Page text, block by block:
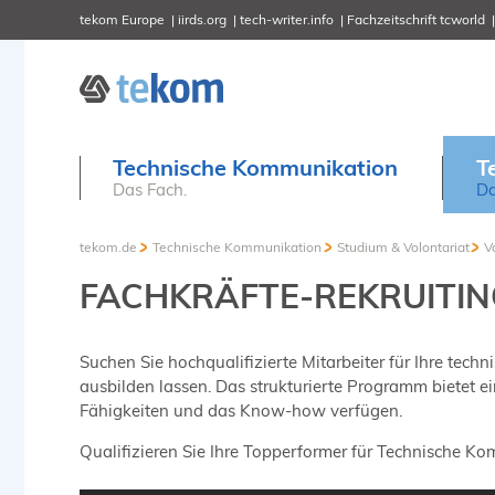
tekom Europe iirds.org tech-writer.info Fachzeitschrift tcworld
Technische Kommunikation
Das Fach.
tekom.de Technische Kommunikation Studium & Volontariat
FACHKRÄFTE-
Suchen Sie hochqualifizierte Mitarbeiter für Ihre
ausbilden lassen. Das strukturierte Programm bietet
Fähigkeiten und das Know-how verfügen.
Qualifizieren Sie Ihre Topperformer für Technische